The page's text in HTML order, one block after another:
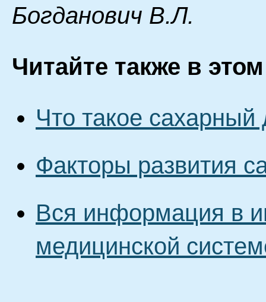
Бoгдaнoвич B.Л.
Читайте также в
Что такое сахарный
Факторы развития
Вся информация в
медицинской